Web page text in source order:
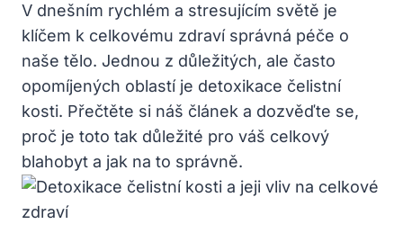
V dnešním rychlém a stresujícím světě je
klíčem k celkovému zdraví správná péče o
naše tělo. Jednou z důležitých, ale často
opomíjených oblastí je detoxikace čelistní
kosti. Přečtěte si náš článek a dozvěďte se,
proč je toto tak důležité pro váš celkový
blahobyt a jak na to správně.